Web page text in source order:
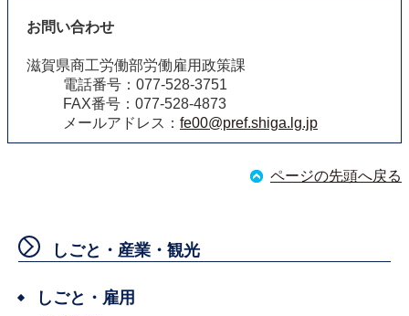
お問い合わせ
滋賀県商工労働部労働雇用政策課
電話番号：077-528-3751
FAX番号：077-528-4873
メールアドレス： fe00@pref.shiga.lg.jp
ページの先頭へ戻る
しごと・産業・観光
しごと・雇用